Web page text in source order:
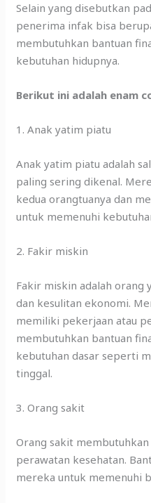
Selain yang disebutkan
penerima infak bisa
membutuhkan bantuan
kebutuhan hidupnya.
Berikut ini adalah enam
1. Anak yatim piatu
Anak yatim piatu adalah
paling sering dikenal.
kedua orangtuanya dan
untuk memenuhi
2. Fakir miskin
Fakir miskin adalah orang
dan kesulitan ekonomi.
memiliki pekerjaan atau
membutuhkan bantuan
kebutuhan dasar seperti
tinggal.
3. Orang sakit
Orang sakit
perawatan kesehatan.
mereka untuk memenuhi